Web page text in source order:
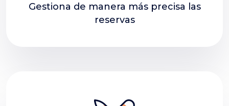
Gestiona de manera más precisa las
reservas